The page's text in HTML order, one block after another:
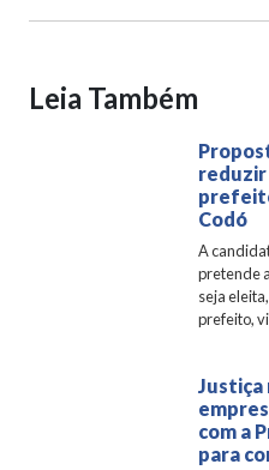
Leia Também
reduzir
Codó
A
pretende
seja
prefeito,
Justiça
com a
para